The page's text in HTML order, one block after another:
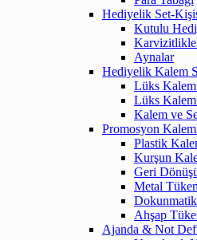
Hediyelik Set-
Kutulu
Aynalar
Hediyelik Kalem
Lüks
Lüks
Kalem ve
Promosyon
Plastik
Kurşun
Geri
Metal
Ahşap
Ajanda & Not